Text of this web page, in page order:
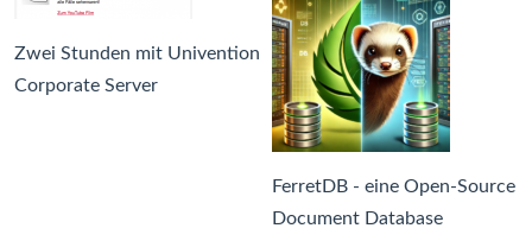
Zwei Stunden mit Univention
Corporate Server
FerretDB - eine Open-Source
Document Database